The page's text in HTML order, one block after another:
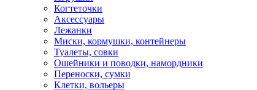
Когтеточки
Аксессуары
Лежанки
Миски, кормушки, контейнеры
Туалеты, совки
Ошейники и поводки, намордники
Переноски, сумки
Клетки, вольеры